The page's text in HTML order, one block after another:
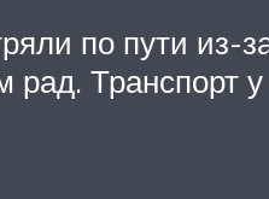
по пути из-
рад. Транспорт